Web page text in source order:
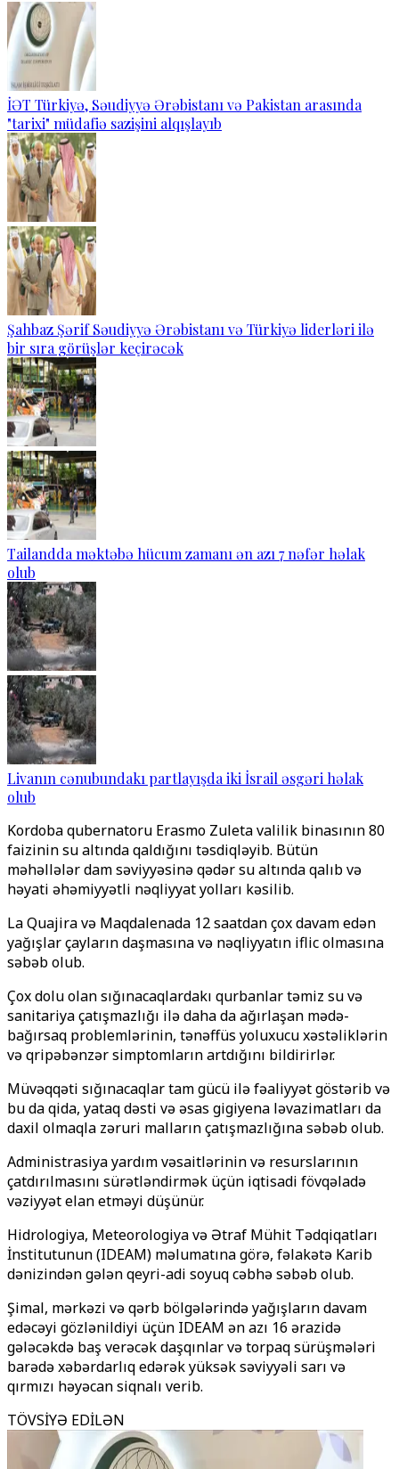
İƏT Türkiyə, Səudiyyə Ərəbistanı və Pakistan arasında
"tarixi" müdafiə sazişini alqışlayıb
Şahbaz Şərif Səudiyyə Ərəbistanı və Türkiyə liderləri ilə
bir sıra görüşlər keçirəcək
Tailandda məktəbə hücum zamanı ən azı 7 nəfər həlak
olub
Livanın cənubundakı partlayışda iki İsrail əsgəri həlak
olub
Kordoba qubernatoru Erasmo Zuleta valilik binasının 80
faizinin su altında qaldığını təsdiqləyib. Bütün
məhəllələr dam səviyyəsinə qədər su altında qalıb və
həyati əhəmiyyətli nəqliyyat yolları kəsilib.
La Quajira və Maqdalenada 12 saatdan çox davam edən
yağışlar çayların daşmasına və nəqliyyatın iflic olmasına
səbəb olub.
Çox dolu olan sığınacaqlardakı qurbanlar təmiz su və
sanitariya çatışmazlığı ilə daha da ağırlaşan mədə-
bağırsaq problemlərinin, tənəffüs yoluxucu xəstəliklərin
və qripəbənzər simptomların artdığını bildirirlər.
Müvəqqəti sığınacaqlar tam gücü ilə fəaliyyət göstərib və
bu da qida, yataq dəsti və əsas gigiyena ləvazimatları da
daxil olmaqla zəruri malların çatışmazlığına səbəb olub.
Administrasiya yardım vəsaitlərinin və resurslarının
çatdırılmasını sürətləndirmək üçün iqtisadi fövqəladə
vəziyyət elan etməyi düşünür.
Hidrologiya, Meteorologiya və Ətraf Mühit Tədqiqatları
İnstitutunun (IDEAM) məlumatına görə, fəlakətə Karib
dənizindən gələn qeyri-adi soyuq cəbhə səbəb olub.
Şimal, mərkəzi və qərb bölgələrində yağışların davam
edəcəyi gözlənildiyi üçün IDEAM ən azı 16 ərazidə
gələcəkdə baş verəcək daşqınlar və torpaq sürüşmələri
barədə xəbərdarlıq edərək yüksək səviyyəli sarı və
qırmızı həyəcan siqnalı verib.
TÖVSİYƏ EDİLƏN